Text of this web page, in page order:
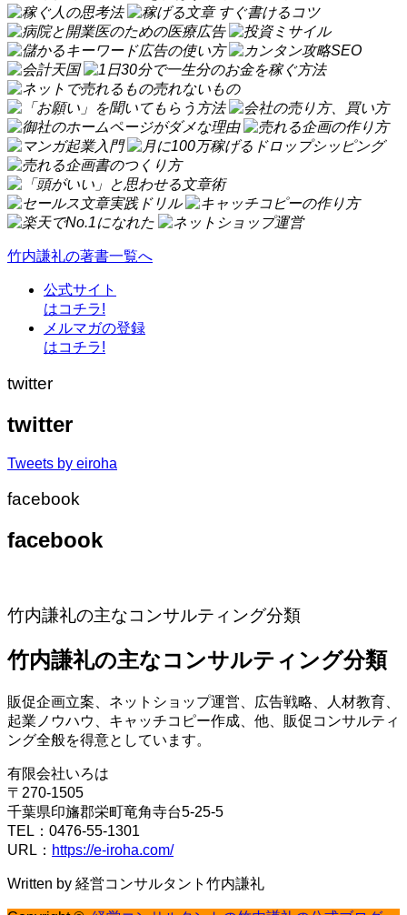
竹内謙礼の著書一覧へ
公式サイト
はコチラ!
メルマガの登録
はコチラ!
twitter
twitter
Tweets by eiroha
facebook
facebook
竹内謙礼の主なコンサルティング分類
竹内謙礼の主なコンサルティング分類
販促企画立案、ネットショップ運営、広告戦略、人材教育、
起業ノウハウ、キャッチコピー作成、他、販促コンサルティ
ング全般を得意としています。
有限会社いろは
〒270-1505
千葉県印旛郡栄町竜角寺台5-25-5
TEL：0476-55-1301
URL： https://e-iroha.com/
Written by 経営コンサルタント竹内謙礼